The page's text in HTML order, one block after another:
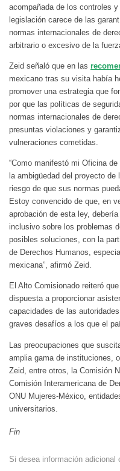
acompañada de los controles
legislación carece de las
normas internacionales de
arbitrario o excesivo de la
Zeid señaló que en las
mexicano tras su visita había
promover una estrategia que
por que las políticas de
normas internacionales de
presuntas violaciones y
vulneraciones cometidas.
“Como manifestó mi Oficina
la ambigüedad del proyecto
riesgo de que sus normas
Estoy convencido de que, en
aprobación de esta ley,
inclusivo sobre los problemas
posibles soluciones, con la
de Derechos Humanos,
mexicana”, afirmó Zeid.
El Alto Comisionado reiteró
dispuesta a proporcionar
capacidades de las
graves desafíos a los que el
Las preocupaciones que
amplia gama de instituciones,
Zeid, entre otros, la Comisión
Comisión Interamericana de
ONU Mujeres-México,
universitarios.
Fin
Si desea información